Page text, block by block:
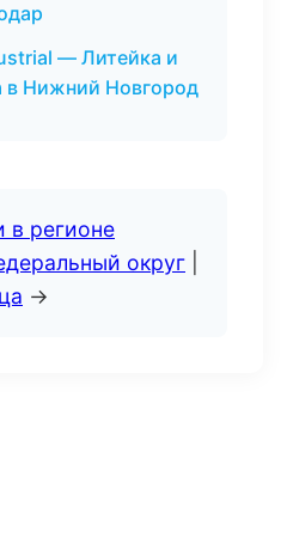
— Литейка и
в Нижний Новгород
в регионе
округ
→